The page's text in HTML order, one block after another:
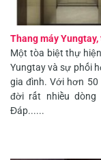
Thang máy
Một tòa biệt thự
Yungtay và sự phối
gia đình. Với hơn 50
đời rất nhiều
Đáp......